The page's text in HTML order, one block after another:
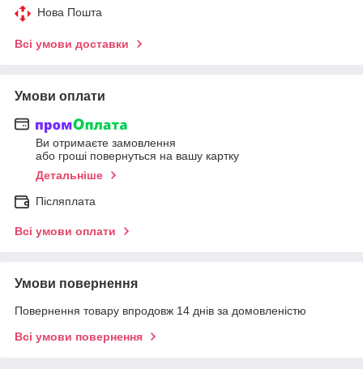
Нова Пошта
Всі умови доставки
Умови оплати
Ви отримаєте замовлення
або гроші повернуться на вашу картку
Детальніше
Післяплата
Всі умови оплати
Умови повернення
Повернення товару впродовж 14 днів за домовленістю
Всі умови повернення